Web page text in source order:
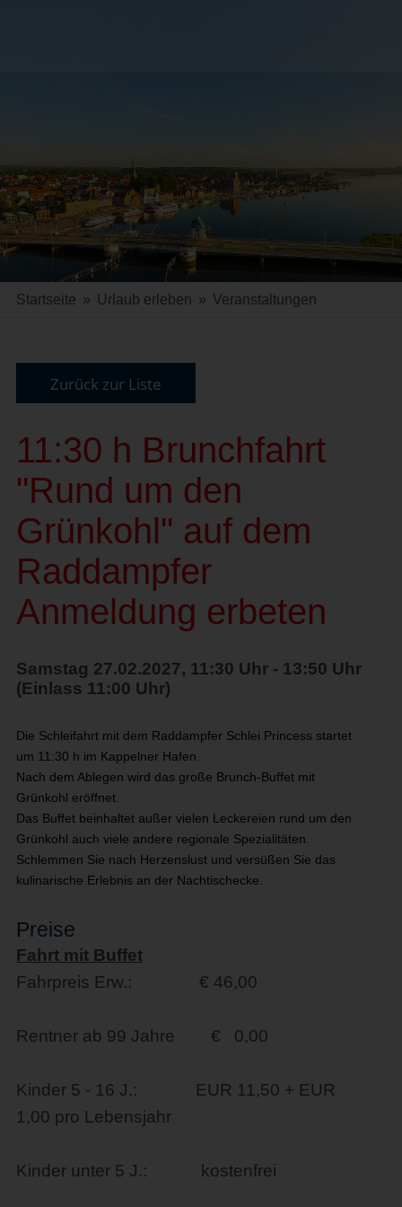
Startseite » Urlaub erleben » Veranstaltungen
Zurück zur Liste
11:30 h Brunchfahrt
"Rund um den
Grünkohl" auf dem
Raddampfer
Anmeldung erbeten
Samstag 27.02.2027, 11:30 Uhr - 13:50 Uhr
(Einlass 11:00 Uhr)
Die Schleifahrt mit dem Raddampfer Schlei Princess startet
um 11:30 h im Kappelner Hafen.
Nach dem Ablegen wird das große Brunch-Buffet mit
Grünkohl eröffnet.
Das Buffet beinhaltet außer vielen Leckereien rund um den
Grünkohl auch viele andere regionale Spezialitäten.
Schlemmen Sie nach Herzenslust und versüßen Sie das
kulinarische Erlebnis an der Nachtischecke.
Preise
Fahrt mit Buffet
Fahrpreis Erw.: € 46,00
Rentner ab 99 Jahre € 0,00
Kinder 5 - 16 J.: EUR 11,50 + EUR
1,00 pro Lebensjahr
Kinder unter 5 J.: kostenfrei